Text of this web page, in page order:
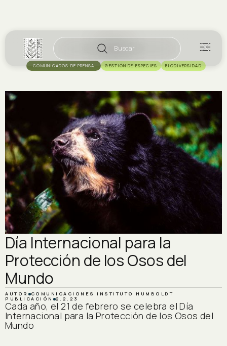
Buscar
COMUNICADOS DE PRENSA GESTIÓN DE ESPECIES BIODIVERSIDAD
Día Internacional para la
Protección de los Osos del
Mundo
AUTOR COMUNICACIONES INSTITUTO HUMBOLDT
PUBLICACIÓN 2.2.23
‍Cada año, el 21 de febrero se celebra el Día
Internacional para la Protección de los Osos del
Mundo